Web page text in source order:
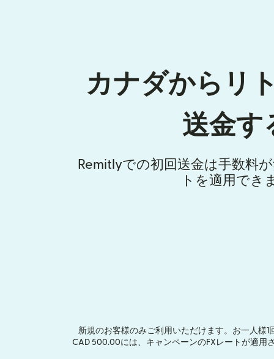
カナダからリ
送金す
Remitlyでの初回送金は手数料
トを適用でき
新規のお客様のみご利用いただけます。お一人様
CAD 500.00には、キャンペーンのFXレートが適